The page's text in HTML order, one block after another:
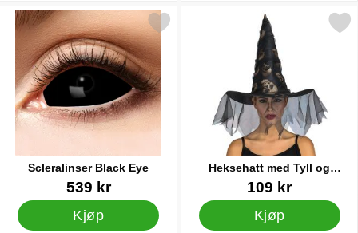
Scleralinser Black Eye
Varenummer 30398
539 kr
Kjøp
Merk scleralinser Black Eye som favoritt
Heksehatt med Tyll og
Dødningehoder
Varenummer 30630
109 kr
Kjøp
Merk heksehatt med Tyll og